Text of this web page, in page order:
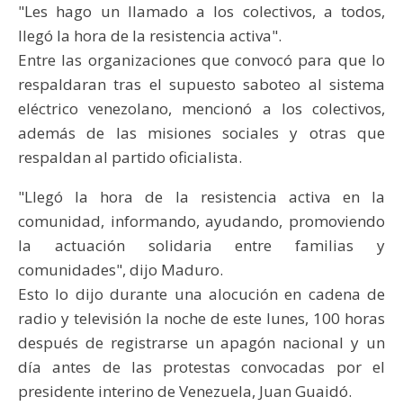
"Les hago un llamado a los colectivos, a todos,
llegó la hora de la resistencia activa".
Entre las organizaciones que convocó para que lo
respaldaran tras el supuesto saboteo al sistema
eléctrico venezolano, mencionó a los colectivos,
además de las misiones sociales y otras que
respaldan al partido oficialista.
"Llegó la hora de la resistencia activa en la
comunidad, informando, ayudando, promoviendo
la actuación solidaria entre familias y
comunidades", dijo Maduro.
Esto lo dijo durante una alocución en cadena de
radio y televisión la noche de este lunes, 100 horas
después de registrarse un apagón nacional y un
día antes de las protestas convocadas por el
presidente interino de Venezuela, Juan Guaidó.